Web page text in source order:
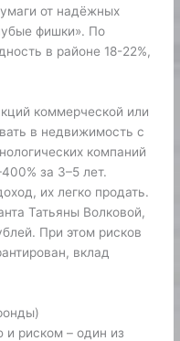
от надёжных
фишки». По
в районе 18-22%,
коммерческой или
в недвижимость с
компаний
за 3–5 лет.
их легко продать.
Татьяны Волковой,
При этом рисков
вклад
риском – один из